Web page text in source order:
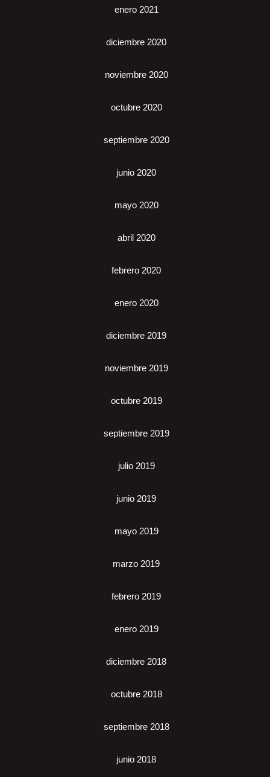
enero 2021
diciembre 2020
noviembre 2020
octubre 2020
septiembre 2020
junio 2020
mayo 2020
abril 2020
febrero 2020
enero 2020
diciembre 2019
noviembre 2019
octubre 2019
septiembre 2019
julio 2019
junio 2019
mayo 2019
marzo 2019
febrero 2019
enero 2019
diciembre 2018
octubre 2018
septiembre 2018
junio 2018